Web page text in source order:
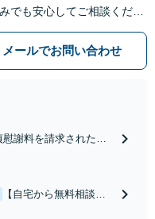
でも安心してご相談くださ
【弁護士×社労士の高い専門
メールでお問い合わせ
慰謝料を請求された方
やり取り不要｜Zoomで
無料相談｜全国対応
【自宅から無料相談可